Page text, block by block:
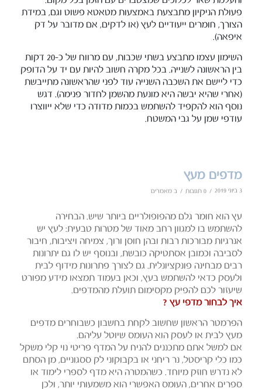
פעולת הניקיון מתבצעת באמצעות מטאטא פשוט וגם, במידת
הצורך, חומרים ייעודיים לעץ (או לדקים, אם מדובר על דק
איפאה).
השימון עצמו מתבצע בשתי שכבות, עם מרווח של כ-20 דקות
בין הראשונה לשנייה. בכל מקרה חשוב להיות עם יד על הדופק
כדי ליישם את השכבה השנייה עוד לפני שהראשונה מתייבשת
(אחרי שהיא יבשה היא מונעת מהשמן לחדור פנימה). דגש
נוסף הוא להקפיד להשתמש בכמות מדודה כדי שלא ייווצרו
עודפי שמן על גבי המשטח.
מדפים מעץ
3 ביוני 2019 / 0 תגובות / ב מאמרים
עץ הוא חומר גלם מהפופולריים ביותר שיש. הבחירה
להשתמש בו למגוון רחב מאוד של מטרות טבעית: לעץ יש
אנרגיות מבורכות רבות ובהן חוסן ורוך, צמיחה ויציבות, חיבור
לסביבה וכמובן אסתטיקה כובשת, ובנוסף יש לו גם יתרונות
רבים מבחינה פונקציונלית. גם לצורך פתרונות מידוף לבית
ולעסק כדאי להשתמש בעץ, וכאן בעמוד תמצאו מידע מפורט
שיעזור לכם להפיק מקסימום תועלת מהמדפים.
איך לבחור מדפי עץ ?
הפרמטר הראשון שחשוב לקחת בחשבון כשבוחרים מדפים
מעץ לבית או לעסק הוא העומס שיוטל עליהם.
אם למשל אתם מתכננים להניח על המדף פריטי נוי קלי משקל
כמו כלי קריסטל, נר ריחני או בקבוקוני לק ססגוניים, מן הסתם
לא נדרש חוזק מיוחד. כשהמטרה היא מדף לספרי לימוד או
ספרים אחרים, העומס האפשרי הוא משמעותי יותר, ולכן